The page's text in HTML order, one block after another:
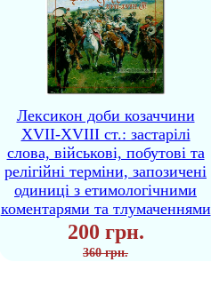
Лексикон доби козаччини
XVII-XVIII ст.: застарілі
слова, військові, побутові та
релігійні терміни, запозичені
одиниці з етимологічними
коментарями та тлумаченнями
200 грн.
360 грн.